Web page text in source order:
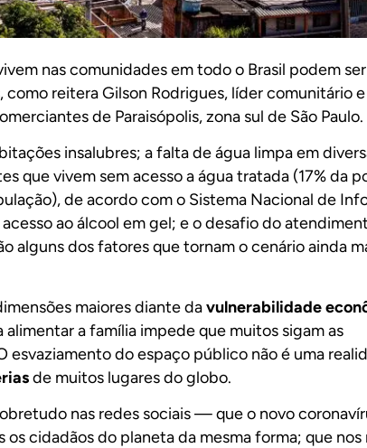
nas comunidades em todo o Brasil podem
, como reitera Gilson Rodrigues, líder comunitário e
de Paraisópolis, zona sul de São Paulo.
insalubres; a falta de água limpa em
que vivem sem acesso a água tratada (17% da
de acordo com o Sistema Nacional de
ao álcool em gel; e o desafio do
alguns dos fatores que tornam o cenário ainda
maiores diante davulnerabilidade
a família impede que muitos sigam as
esvaziamento do espaço público não é uma
de muitos lugares do globo.
nas redes sociais — que o novo
cidadãos do planeta da mesma forma; que nos